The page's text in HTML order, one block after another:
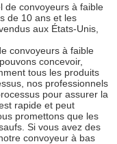
de convoyeurs à faible
de 10 ans et les
aux États-Unis,
convoyeurs à faible
concevoir,
tous les produits
nos professionnels
pour assurer la
rapide et peut
promettons que les
Si vous avez des
convoyeur à bas